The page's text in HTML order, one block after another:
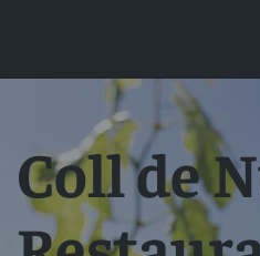
Coll de